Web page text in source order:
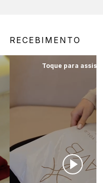
RECEBIMENTO